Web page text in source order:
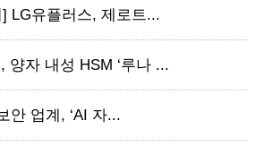
LG유플러스, 제로트...
양자 내성 HSM ‘루나 ...
안 업계, ‘AI 자...